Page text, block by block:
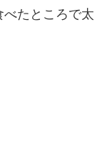
べたところで太